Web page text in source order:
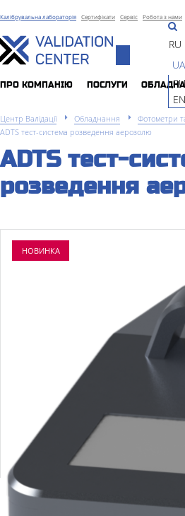
Калібрувальна лабораторія Сертифікати Сервіс Робота з нами
RU
UA
RU
EN
navigation
ПРО КОМПАНIЮ ПОСЛУГИ
Центр Валідації Обладнання
Фотометри
ADTS тест-система розведення аерозолю
ADTS тест-
розведення
НОВИНКА